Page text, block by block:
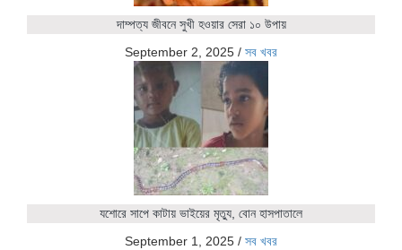
দাম্পত্য জীবনে সুখী হওয়ার সেরা ১০ উপায়
September 2, 2025 / সব খবর
যশোরে সাপে কাটায় ভাইয়ের মৃত্যু, বোন হাসপাতালে
September 1, 2025 / সব খবর